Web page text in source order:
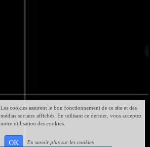
Les cookies assurent le bon fonctionnement de ce site et des
médias sociaux affichés. En utilisant ce dernier, vous acceptez
notre utilisation des cookies.
OK En savoir plus sur les cookies